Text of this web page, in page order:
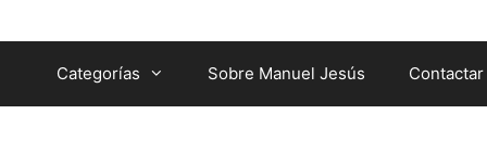
Categorías Sobre Manuel Jesús Contactar